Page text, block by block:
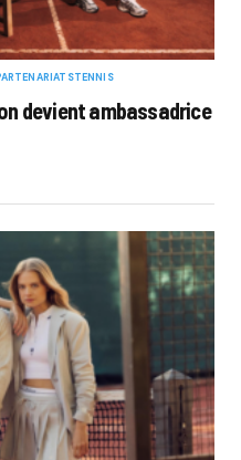
TENNIS
devient ambassadrice